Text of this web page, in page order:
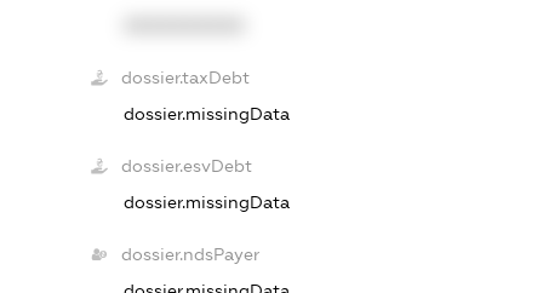
dossier.taxDebt
dossier.missingData
dossier.esvDebt
dossier.missingData
dossier.ndsPayer